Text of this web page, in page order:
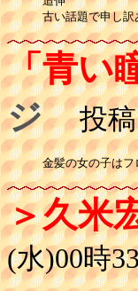
「青い
ジ 投稿
金髪の女の子は
＞久米
(水)00時